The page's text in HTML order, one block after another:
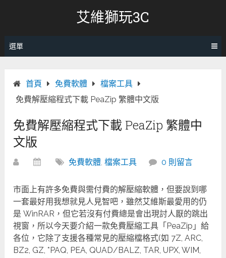
艾維獅玩3C
選單
首頁 免費軟體
檔案工具
免費解壓縮程式下載 PeaZip 繁體中文版
免費解壓縮程式下載 PeaZip 繁體中
文版
免費軟體,檔案工具 0 則留言
市面上有許多免費與需付費的解壓縮軟體，但要說到哪
一套最好用我想就見人見智吧，雖然艾維斯最愛用的仍
是 WinRAR，但它若沒有付費總是會出現討人厭的跳出
視窗，所以今天要介紹一款免費壓縮工具「PeaZip」給
各位，它除了支援各種常見的壓縮檔格式(如 7Z, ARC,
BZ2, GZ, *PAQ, PEA, QUAD/BALZ, TAR, UPX, WIM,